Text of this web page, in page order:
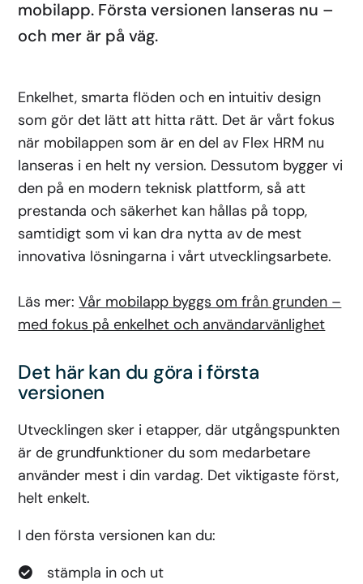
mobilapp. Första versionen lanseras nu –
och mer är på väg.
Enkelhet, smarta flöden och en intuitiv design
som gör det lätt att hitta rätt. Det är vårt fokus
när mobilappen som är en del av Flex HRM nu
lanseras i en helt ny version. Dessutom bygger vi
den på en modern teknisk plattform, så att
prestanda och säkerhet kan hållas på topp,
samtidigt som vi kan dra nytta av de mest
innovativa lösningarna i vårt utvecklingsarbete.
Läs mer:Vår mobilapp byggs om från grunden –
med fokus på enkelhet och användarvänlighet
Det här kan du göra i första
versionen
Utvecklingen sker i etapper, där utgångspunkten
är de grundfunktioner du som medarbetare
använder mest i din vardag. Det viktigaste först,
helt enkelt.
I den första versionen kan du:
stämpla in och ut